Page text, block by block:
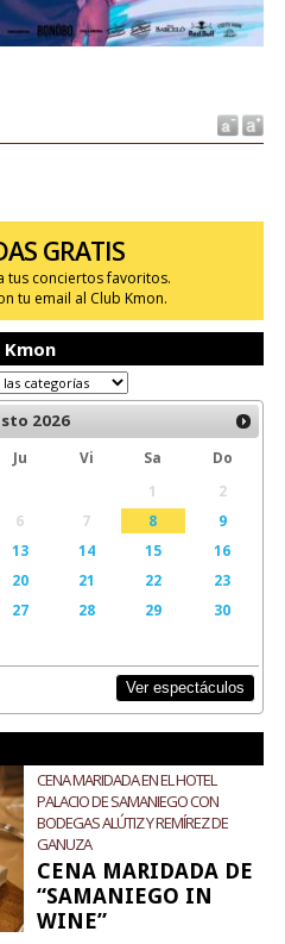
GRATIS
tus conciertos favoritos.
tu email al Club Kmon.
2026
Ju Vi Sa
Do
1
2
6 7 8
9
13 14 15
16
20 21 22
23
27 28 29
30
Ver espectáculos
CENA MARIDADA EN EL HOTEL
PALACIO DE SAMANIEGO CON
BODEGAS ALÚTIZ Y REMÍREZ DE
GANUZA
CENA MARIDADA DE
“SAMANIEGO IN
WINE”